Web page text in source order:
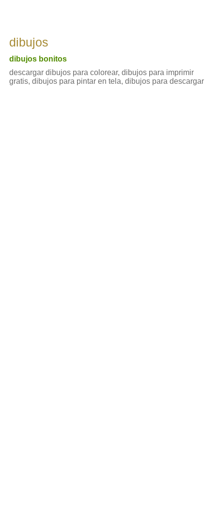
dibujos
dibujos bonitos
descargar dibujos para colorear, dibujos para imprimir
gratis, dibujos para pintar en tela, dibujos para descargar